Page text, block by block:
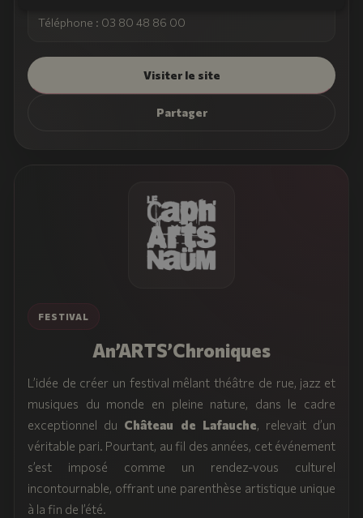
Téléphone : 03 80 48 86 00
Visiter le site
Partager
FESTIVAL
An’ARTS’Chroniques
L’idée de créer un festival mêlant théâtre de rue, jazz et
musiques du monde en pleine nature, dans le cadre
exceptionnel du Château de Lafauche, relevait d’un
véritable pari. Pourtant, au fil des années, cet événement
s’est imposé comme un rendez-vous culturel
incontournable, offrant une parenthèse artistique unique
à la fin de l’été.